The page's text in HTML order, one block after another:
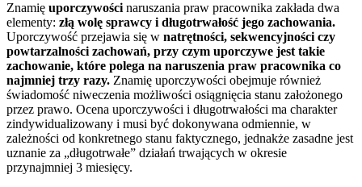
Znamię uporczywości naruszania praw pracownika zakłada dwa
elementy: złą wolę sprawcy i długotrwałość jego zachowania.
Uporczywość przejawia się w natrętności, sekwencyjności czy
powtarzalności zachowań, przy czym uporczywe jest takie
zachowanie, które polega na naruszenia praw pracownika co
najmniej trzy razy. Znamię uporczywości obejmuje również
świadomość niweczenia możliwości osiągnięcia stanu założonego
przez prawo. Ocena uporczywości i długotrwałości ma charakter
zindywidualizowany i musi być dokonywana odmiennie, w
zależności od konkretnego stanu faktycznego, jednakże zasadne jest
uznanie za „długotrwałe” działań trwających w okresie
przynajmniej 3 miesięcy.